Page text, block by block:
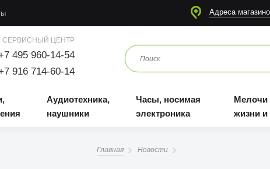
Адреса
СЕРВИСНЫЙ ЦЕНТР
495 960-14-54
916 714-60-14
Аудиотехника,
наушники
Часы, носимая
электроника
Мелочи
жизни
Главная Новости